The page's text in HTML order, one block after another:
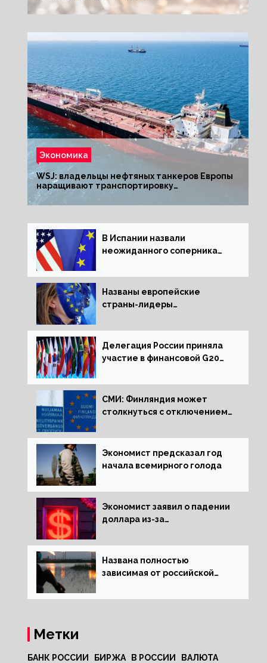
Экономика
WSJ: владельцы нефтяных танкеров Европы
наращивают транспортировку
из РФ до санкций
В Испании назвали
неожиданного соперника
Названы европейские
страны-лидеры
активов
Делегация России приняла
участие в финансовой G20
СМИ: Финляндия может
столкнуться с отключением
Экономист предсказал год
начала всемирного голода
Экономист заявил о падении
доллара из-за
Названа полностью
зависимая от российской
Метки
БАНК РОССИИ БИРЖА В РОССИИ ВАЛЮТА